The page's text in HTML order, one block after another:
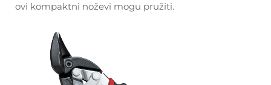
ovi kompaktni noževi mogu pružiti.